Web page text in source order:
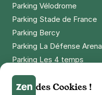
Parking Vélodrome
Parking Stade de France
Parking Bercy
Parking La Défense Arena
Parking Les 4 temps
Parking Nation
Parking Porte de Versailles
des Cookies !